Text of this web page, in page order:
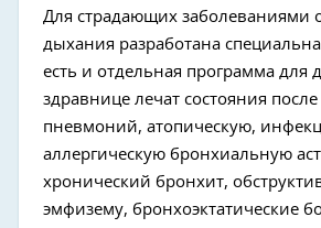
Для страдающих заболеваниями
дыхания разработана
есть и отдельная программа для
здравнице лечат состояния
пневмоний, атопическую,
аллергическую бронхиальную
хронический бронхит,
эмфизему, бронхоэктатические